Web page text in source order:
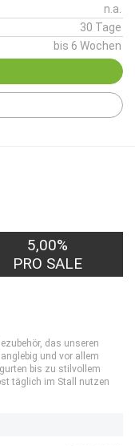
n.a.
30 Tage
bis 6 Wochen
5,00%
PRO SALE
das unseren
und vor allem
bis zu stilvollem
täglich im Stall nutzen